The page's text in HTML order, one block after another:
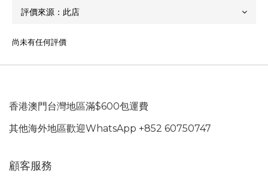
尚未有任何評價
香港澳門台灣地區滿$600包運費
其他海外地區歡迎WhatsApp +852 60750747
顧客服務